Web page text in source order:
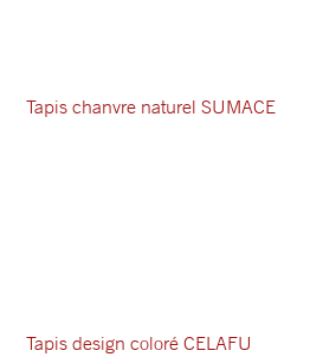
Tapis chanvre naturel SUMACE
Tapis design coloré CELAFU